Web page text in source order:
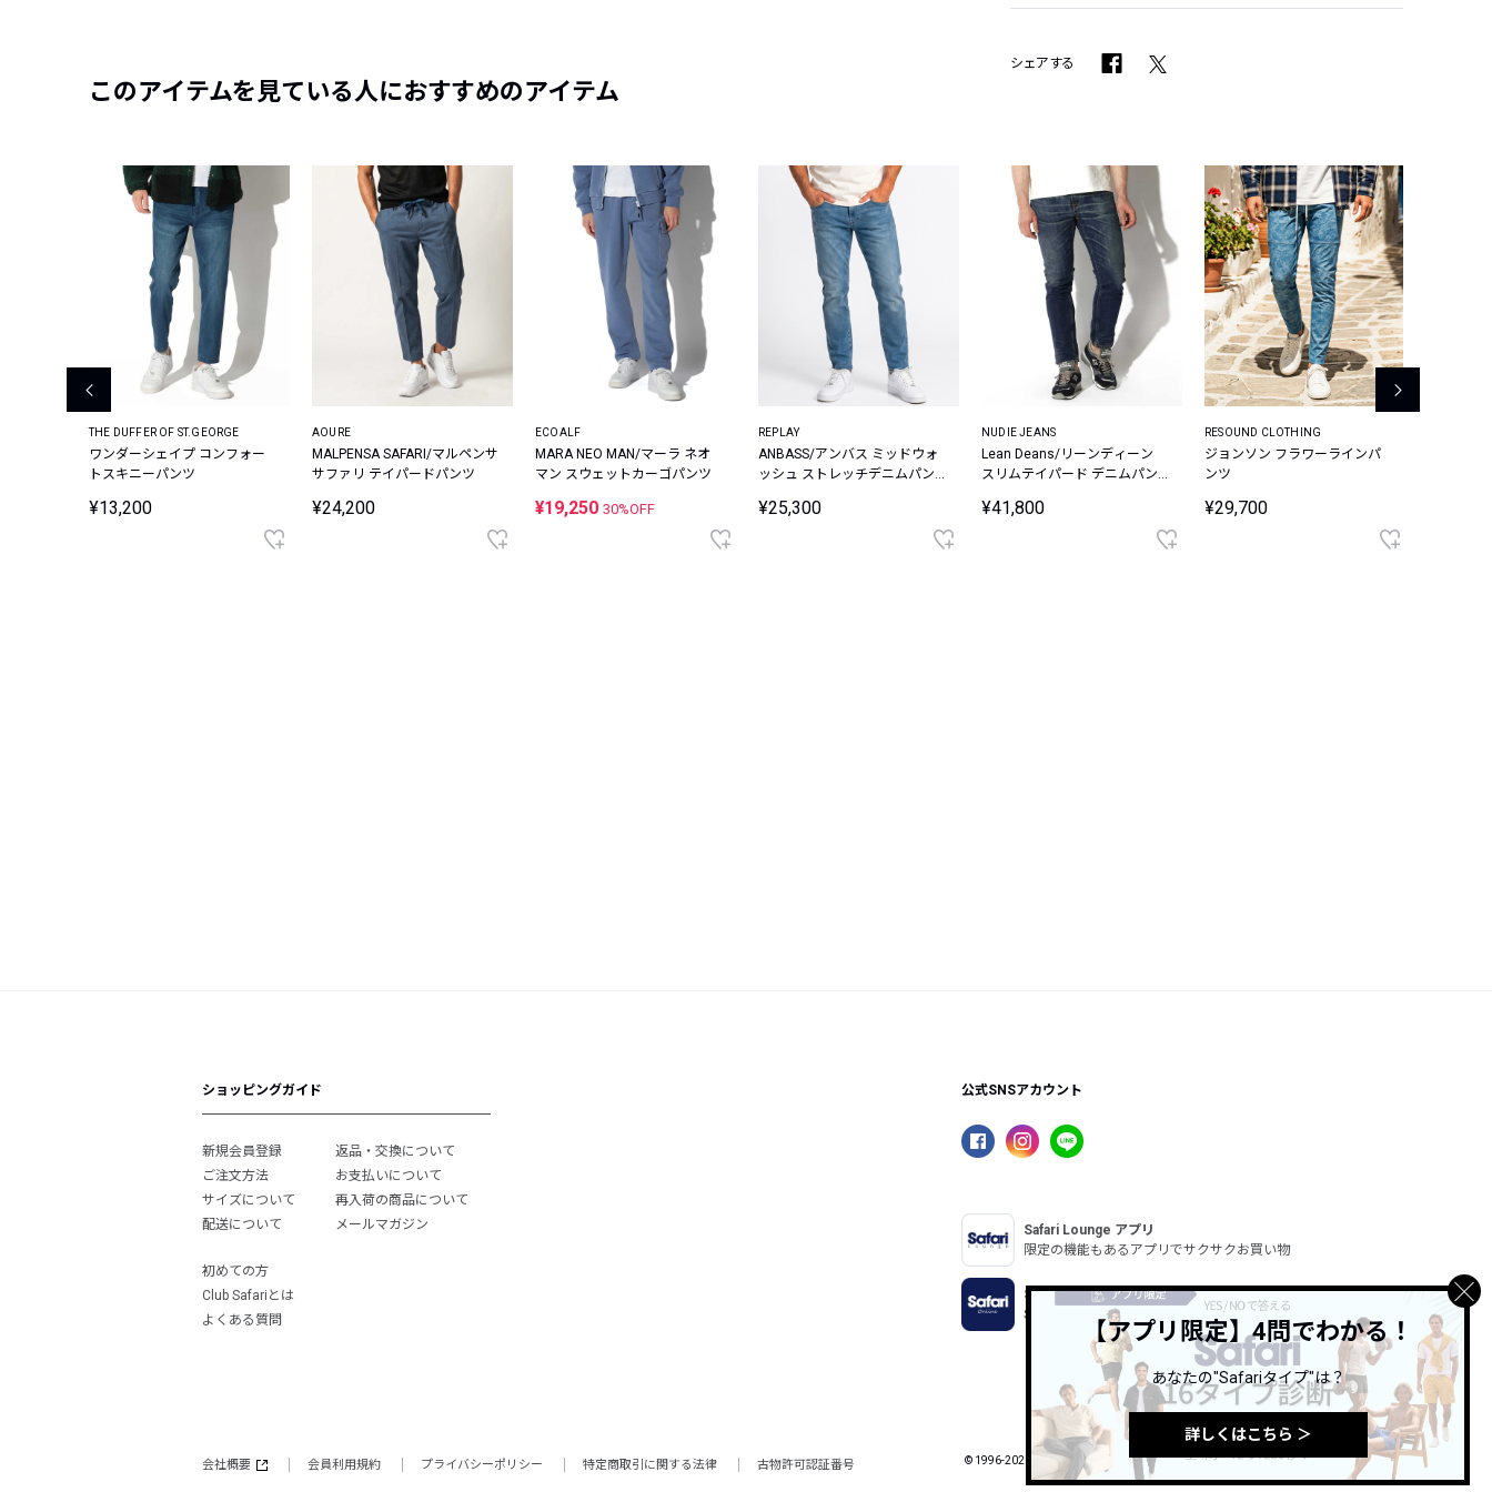
シェアする
このアイテムを見ている人におすすめのアイテム
THE DUFFER OF ST.GEORGE
ワンダーシェイプ コンフォー
トスキニーパンツ
¥13,200
AOURE
MALPENSA SAFARI/マルペンサ
サファリ テイパードパンツ
¥24,200
ECOALF
MARA NEO MAN/マーラ ネオ
マン スウェットカーゴパンツ
¥19,250 30%OFF
REPLAY
ANBASS/アンバス ミッドウォ
ッシュ ストレッチデニムパン
¥25,300
NUDIE JEANS
Lean Deans/リーンディーン
スリムテイパード デニムパン
¥41,800
RESOUND CLOTHING
ジョンソン フラワーラインパ
ンツ
¥29,700
ショッピングガイド
新規会員登録
ご注文方法
サイズについて
配送について
返品・交換について
お支払いについて
再入荷の商品について
メールマガジン
初めての方
Club Safariとは
よくある質問
公式SNSアカウント
Safari Lounge アプリ
限定の機能もあるアプリでサクサクお買い物
Safari Online
Safari公式ウェブマガジン
会社概要 会員利用規約 プライバシーポリシー 特定商取引に関する法律 古物許可認証番号 © 1996-2026 HINODE PUBLISHING co., ltd. All Rights Reserved.
【アプリ限定】4問でわかる！
あなたの"Safariタイプ"は？
詳しくはこちら ＞